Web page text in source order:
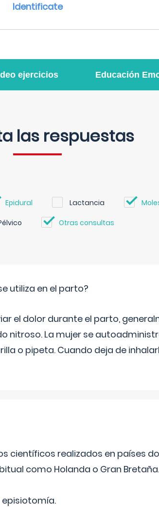
Identificate
ejercicios Educación
las respuestas
Epidural Lactancia
Otras consultas
utiliza en el parto?
el dolor durante el parto,
nitroso. La mujer se
o pipeta. Cuando deja de
científicos realizados en países
como Holanda o Gran
episiotomía.